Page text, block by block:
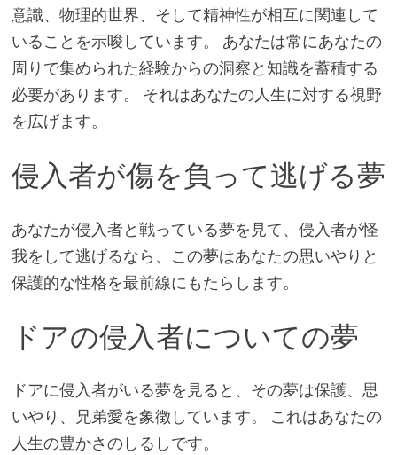
意識、物理的世界、そして精神性が相互に関連して
いることを示唆しています。 あなたは常にあなたの
周りで集められた経験からの洞察と知識を蓄積する
必要があります。 それはあなたの人生に対する視野
を広げます。
侵入者が傷を負って逃げる夢
あなたが侵入者と戦っている夢を見て、侵入者が怪
我をして逃げるなら、この夢はあなたの思いやりと
保護的な性格を最前線にもたらします。
ドアの侵入者についての夢
ドアに侵入者がいる夢を見ると、その夢は保護、思
いやり、兄弟愛を象徴しています。 これはあなたの
人生の豊かさのしるしです。